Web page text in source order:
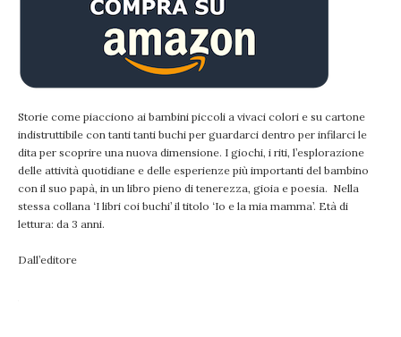
Storie come piacciono ai bambini piccoli a vivaci colori e su cartone
indistruttibile con tanti tanti buchi per guardarci dentro per infilarci le
dita per scoprire una nuova dimensione. I giochi, i riti, l’esplorazione
delle attività quotidiane e delle esperienze più importanti del bambino
con il suo papà, in un libro pieno di tenerezza, gioia e poesia. Nella
stessa collana ‘I libri coi buchi’ il titolo ‘Io e la mia mamma’. Età di
lettura: da 3 anni.
Dall’editore